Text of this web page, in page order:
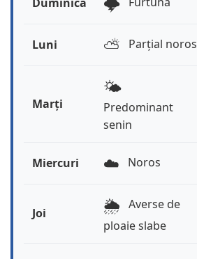
Luni ⛅️ Parțial noros
Marți
🌤️
Predominant
senin
Miercuri ☁️ Noros
Joi 🌦️ Averse de
ploaie slabe